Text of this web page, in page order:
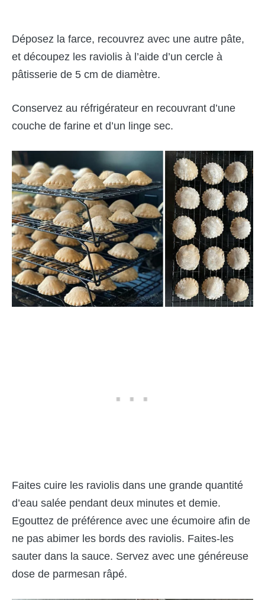
Déposez la farce, recouvrez avec une autre pâte,
et découpez les raviolis à l’aide d’un cercle à
pâtisserie de 5 cm de diamètre.
Conservez au réfrigérateur en recouvrant d’une
couche de farine et d’un linge sec.
Faites cuire les raviolis dans une grande quantité
d’eau salée pendant deux minutes et demie.
Egouttez de préférence avec une écumoire afin de
ne pas abimer les bords des raviolis. Faites-les
sauter dans la sauce. Servez avec une généreuse
dose de parmesan râpé.